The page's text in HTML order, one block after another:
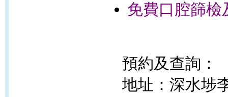
免費口腔篩檢
預約及查詢：
地址：深水埗